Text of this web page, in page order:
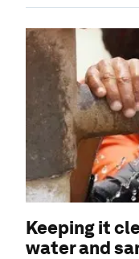
Keeping it
water and